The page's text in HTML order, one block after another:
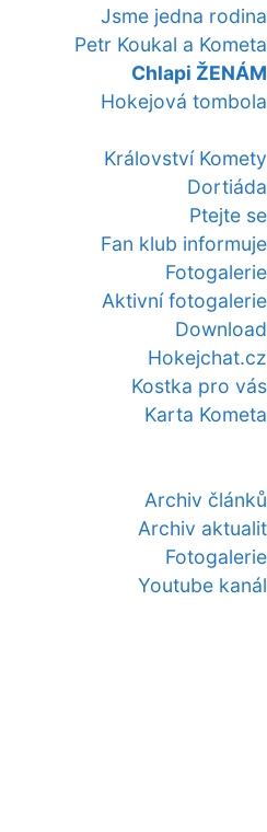
Jsme jedna rodina
Petr Koukal a Kometa
Chlapi ŽENÁM
Hokejová tombola
Království Komety
Dortiáda
Ptejte se
Fan klub informuje
Fotogalerie
Aktivní fotogalerie
Download
Hokejchat.cz
Kostka pro vás
Karta Kometa
Archiv článků
Archiv aktualit
Fotogalerie
Youtube kanál